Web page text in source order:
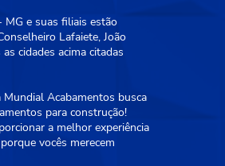
MG e suas filiais estão
Lafaiete, João
cidades acima citadas
Mundial Acabamentos busca
para construção!
a melhor experiência
vocês merecem